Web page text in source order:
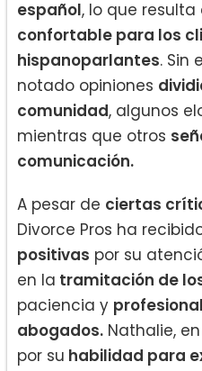
español, lo que
confortable para los
hispanoparlantes. Sin
notado opiniones
comunidad, algunos
mientras que otros
comunicación.
A pesar de ciertas
Divorce Pros ha
positivas por su
en la tramitación de
paciencia y
abogados. Nathalie,
por su habilidad para